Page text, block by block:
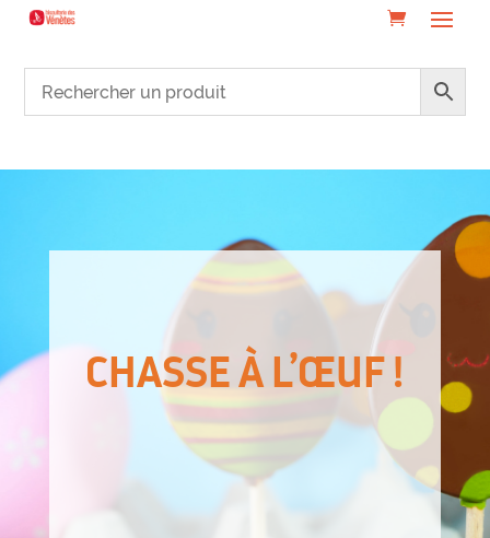
CHASSE À L’ŒUF !